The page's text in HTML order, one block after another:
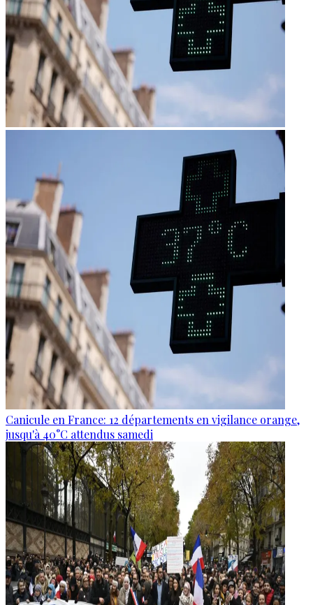
Canicule en France: 12 départements en vigilance orange,
jusqu'à 40°C attendus samedi